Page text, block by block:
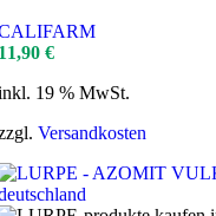
€
19 % MwSt.
Versandkosten